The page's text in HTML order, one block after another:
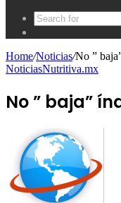
Home/Noticias/No ”
NoticiasNutritiva.mx
No ” baja”